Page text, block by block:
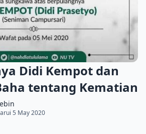
Didi Kempot dan
tentang Kematian
5 May 2020